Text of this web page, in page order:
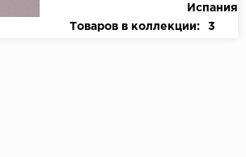
Испания
Товаров в коллекции:
3